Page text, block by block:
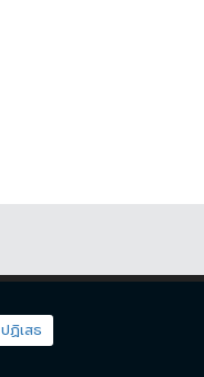
ปฏิเสธ